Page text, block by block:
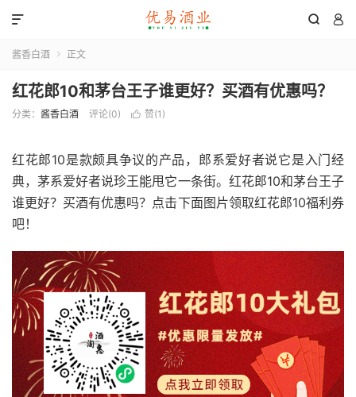
 

酱香白酒  正文
红花郎10和茅台王子谁更好？买酒有优惠吗？
分类： 酱香白酒 评论(0)  赞(1 )
红花郎10是款颇具争议的产品，郎系爱好者说它是入门经
典，茅系爱好者说珍王能甩它一条街。红花郎10和茅台王子
谁更好？买酒有优惠吗？点击下面图片领取红花郎10福利券
吧！